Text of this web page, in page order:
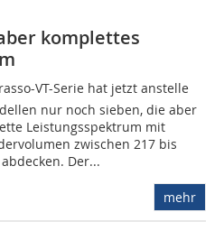
komplettes
VT-Serie hat jetzt anstelle
nur noch sieben, die aber
Leistungsspektrum mit
zwischen 217 bis
Der...
mehr